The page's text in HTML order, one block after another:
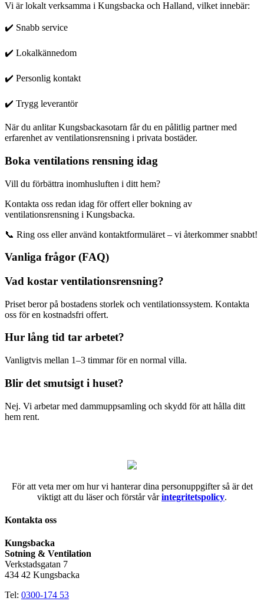
Vi är lokalt verksamma i Kungsbacka och Halland, vilket innebär:
✔️ Snabb service
✔️ Lokalkännedom
✔️ Personlig kontakt
✔️ Trygg leverantör
När du anlitar Kungsbackasotarn får du en pålitlig partner med
erfarenhet av ventilationsrensning i privata bostäder.
Boka ventilations rensning idag
Vill du förbättra inomhusluften i ditt hem?
Kontakta oss redan idag för offert eller bokning av
ventilationsrensning i Kungsbacka.
📞 Ring oss eller använd kontaktformuläret – vi återkommer snabbt!
Vanliga frågor (FAQ)
Vad kostar ventilationsrensning?
Priset beror på bostadens storlek och ventilationssystem. Kontakta
oss för en kostnadsfri offert.
Hur lång tid tar arbetet?
Vanligtvis mellan 1–3 timmar för en normal villa.
Blir det smutsigt i huset?
Nej. Vi arbetar med dammuppsamling och skydd för att hålla ditt
hem rent.
För att veta mer om hur vi hanterar dina personuppgifter så är det
viktigt att du läser och förstår vårintegritetspolicy.
Kontakta oss
Kungsbacka
Sotning & Ventilation
Verkstadsgatan 7
434 42 Kungsbacka
Tel: 0300-174 53